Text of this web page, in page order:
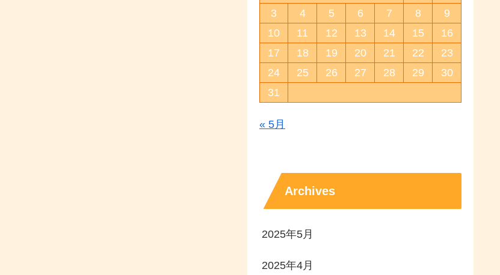
3
4 5 6 7 8
9
10
11 12 13 14 15
16
17
18 19 20 21 22
23
24
25 26 27 28 29
30
31
« 5月
Archives
2025年5月
2025年4月